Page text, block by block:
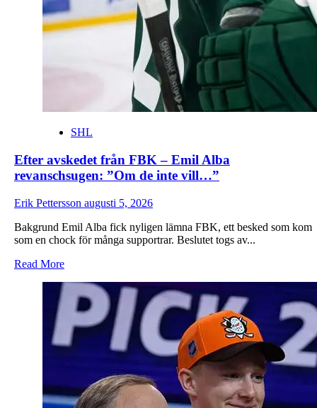
SHL
Efter avskedet från FBK – Emil Alba
revanschsugen: ”Om de inte vill…”
Erik Pettersson augusti 5, 2026
Bakgrund Emil Alba fick nyligen lämna FBK, ett besked som kom
som en chock för många supportrar. Beslutet togs av...
Read MoreRead
about
Efter
avskedet
från
FBK
revanschsugen:
”Om